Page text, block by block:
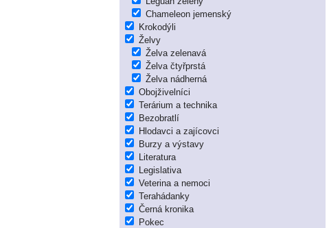
Chameleon jemenský
Krokodýli
Želvy
Želva zelenavá
Želva čtyřprstá
Želva nádherná
Obojživelníci
Terárium a technika
Bezobratlí
Hlodavci a zajícovci
Burzy a výstavy
Literatura
Legislativa
Veterina a nemoci
Terahádanky
Černá kronika
Pokec